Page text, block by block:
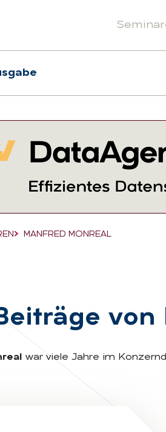
Suchfeld
MANFRED MONREAL
von
war viele Jahre im